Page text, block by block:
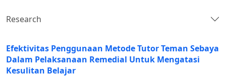
Research
Efektivitas Penggunaan Metode Tutor Teman Sebaya
Dalam Pelaksanaan Remedial Untuk Mengatasi
Kesulitan Belajar